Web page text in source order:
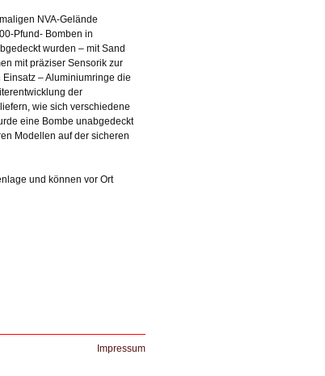
NVA-Gelände
Pfund- Bomben in
wurden – mit Sand
mit präziser Sensorik zur
– Aluminiumringe die
der
wie sich verschiedene
eine Bombe unabgedeckt
Modellen auf der sicheren
und können vor Ort
Navigation
Impressum